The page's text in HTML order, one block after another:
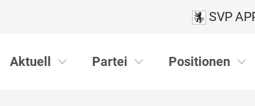
SVP
Aktuell Partei Positionen